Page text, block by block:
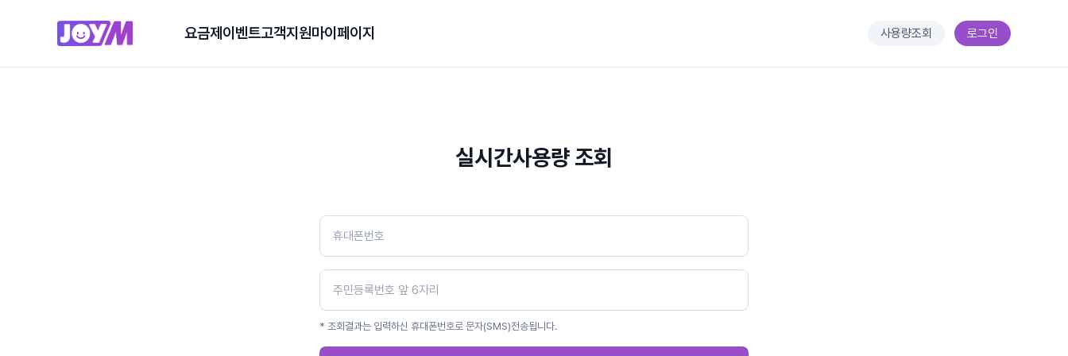
요금제 이벤트고객지원마이페이지 사용량조회 로그인
실시간사용량 조회
* 조회결과는 입력하신 휴대폰번호로 문자(SMS)전송됩니다.